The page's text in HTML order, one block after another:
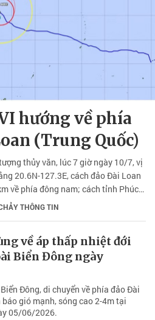
hướng về phía
(Trung Quốc)
thủy văn, lúc 7 giờ ngày 10/7, vị
20.6N-127.3E, cách đảo Đài Loan
về phía đông nam; cách tỉnh Phúc
về phía đông nam, cường độ
THÔNG TIN
về áp thấp nhiệt đới
Biển Đông ngày
Đông, di chuyển về phía đảo Đài
gió mạnh, sóng cao 2-4m tại
05/06/2026.